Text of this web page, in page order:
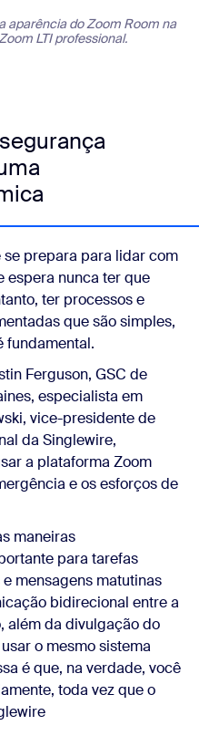
aparência do Zoom Room na
LTI professional.
se prepara para lidar com
espera nunca ter que
ter processos e
que são simples,
fundamental.
Ferguson, GSC de
especialista em
vice-presidente de
da Singlewire,
a plataforma Zoom
e os esforços de
maneiras
para tarefas
mensagens matutinas
bidirecional entre a
além da divulgação do
o mesmo sistema
é que, na verdade, você
toda vez que o